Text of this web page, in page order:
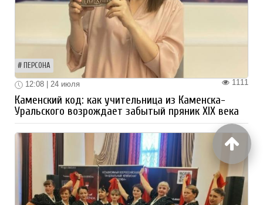
ПЕРСОНА
1111
12:08 | 24 июля
Каменский код: как учительница из Каменска-
Уральского возрождает забытый пряник XIX века